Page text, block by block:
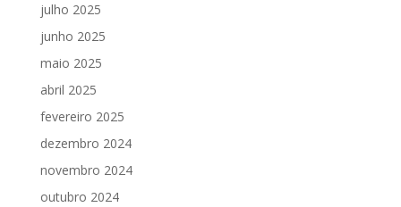
julho 2025
junho 2025
maio 2025
abril 2025
fevereiro 2025
dezembro 2024
novembro 2024
outubro 2024